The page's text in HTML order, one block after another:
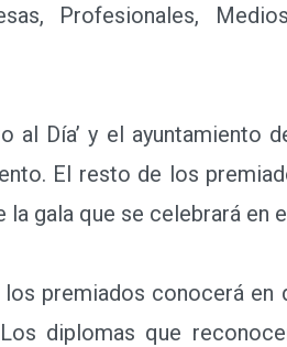
Profesionales,
Día’ y el ayuntamiento
El resto de los
gala que se celebrará en
premiados conocerá en
diplomas que